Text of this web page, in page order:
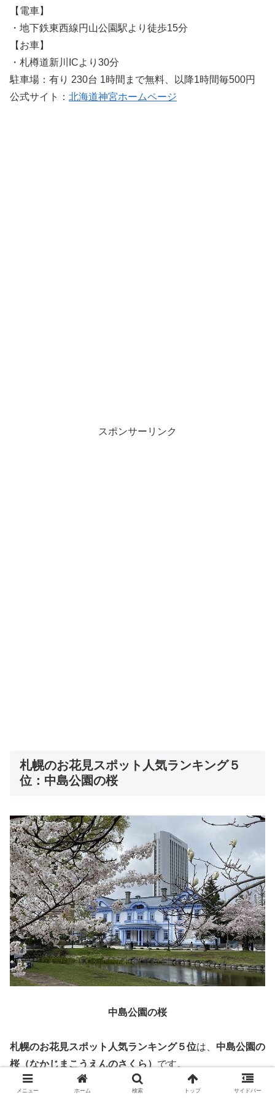
【電車】
・地下鉄東西線円山公園駅より徒歩15分
【お車】
・札樽道新川ICより30分
駐車場：有り 230台 1時間まで無料、以降1時間毎500円
公式サイト： 北海道神宮ホームページ
スポンサーリンク
札幌のお花見スポット人気ランキング５
位：中島公園の桜
中島公園の桜
札幌のお花見スポット人気ランキング５位は、 中島公園の
桜（なかじまこうえんのさくら）です。
メニュー ホーム 検索 トップ サイドバー